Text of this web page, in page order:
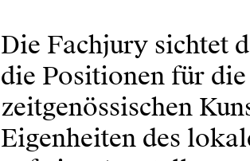
Die Fachjury sichtet
die Positionen für
zeitgenössischen
Eigenheiten des